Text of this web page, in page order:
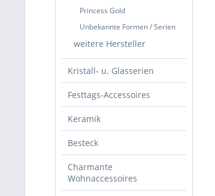
Princess Gold
Unbekannte Formen / Serien
weitere Hersteller
Kristall- u. Glasserien
Festtags-Accessoires
Keramik
Besteck
Charmante
Wohnaccessoires